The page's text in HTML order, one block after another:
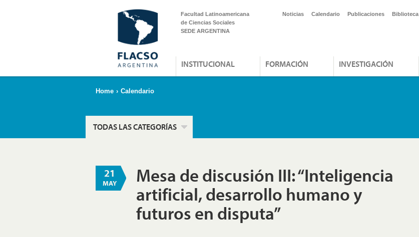
Facultad Latinoamericana
de Ciencias Sociales
SEDE ARGENTINA
Noticias Calendario Publicaciones Biblioteca
INSTITUCIONAL FORMACIÓN INVESTIGACIÓN
Home › Calendario
TODAS LAS CATEGORÍAS
21
MAY
Mesa de discusión III: “Inteligencia
artificial, desarrollo humano y
futuros en disputa”